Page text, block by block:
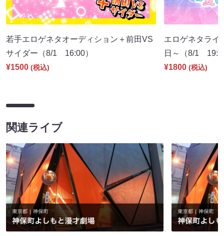
若手エロゲネタオーディション＋前田VS
サイダー（8/1 16:00）
¥1500 (税込)
エロゲネタライ
日～（8/1
¥1800 (税込)
関連ライブ